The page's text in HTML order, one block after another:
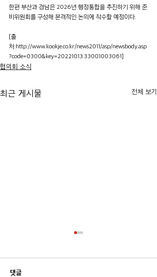
한편 부산과 경남은 2026년 행정통합을 추진하기 위해 준
비위원회를 구성해 본격적인 논의에 착수할 예정이다.
[출
처:http://www.kookje.co.kr/news2011/asp/newsbody.asp
?code=0300&key=20221013.33001003061]
협의회 소식
최근 게시물 전체 보기
댓글